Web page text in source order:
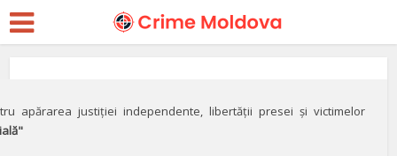
apărarea justiției independente, libertății presei și victimelor
VIDEO/DOC// Şase ani